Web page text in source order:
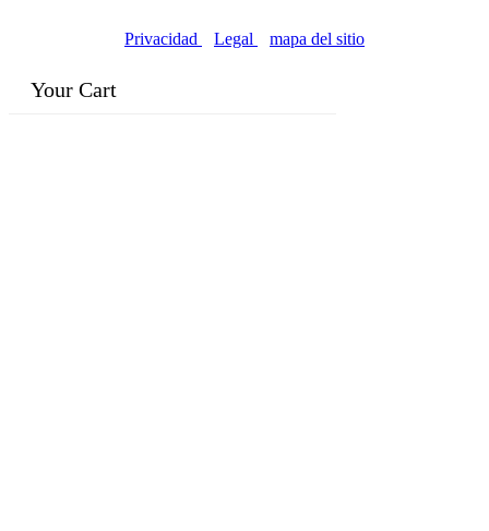
Privacidad
Legal mapa del sitio
Your Cart